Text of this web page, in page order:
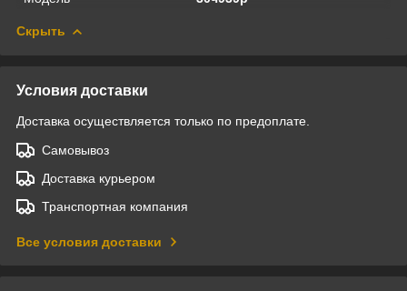
Скрыть
Условия доставки
Доставка осуществляется только по предоплате.
Самовывоз
Доставка курьером
Транспортная компания
Все условия доставки